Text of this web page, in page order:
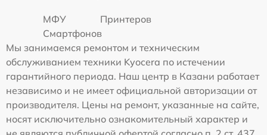
МФУ
Принтеров
Смартфонов
Мы занимаемся ремонтом и техническим
обслуживанием техники Kyocera по истечении
гарантийного периода. Наш центр в Казани работает
независимо и не имеет официальной авторизации от
производителя. Цены на ремонт, указанные на сайте,
носят исключительно ознакомительный характер и